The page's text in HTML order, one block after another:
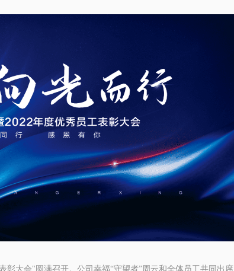
彰大会"圆满召开。公司幸福“守望者”周云和全体员工共同出席